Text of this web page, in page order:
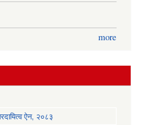
more
ऐन, २०८३